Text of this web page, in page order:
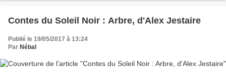
Contes du Soleil Noir : Arbre, d'Alex Jestaire
Publié le 19/05/2017 à 13:24
Par Nébal